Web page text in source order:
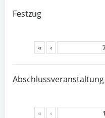
Festzug
« ‹
« ‹